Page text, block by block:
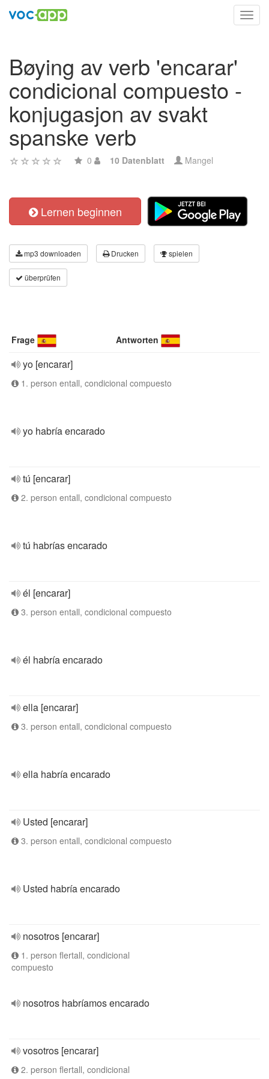
Bøying av verb 'encarar'
condicional compuesto -
konjugasjon av svakt
spanske verb
0 10 Datenblatt Mangel
Lernen beginnen
mp3 downloaden Drucken spielen
überprüfen
Frage Antworten
yo [encarar]
1. person entall, condicional compuesto
yo habría encarado
tú [encarar]
2. person entall, condicional compuesto
tú habrías encarado
él [encarar]
3. person entall, condicional compuesto
él habría encarado
ella [encarar]
3. person entall, condicional compuesto
ella habría encarado
Usted [encarar]
3. person entall, condicional compuesto
Usted habría encarado
nosotros [encarar]
1. person flertall, condicional
compuesto
nosotros habríamos encarado
vosotros [encarar]
2. person flertall, condicional